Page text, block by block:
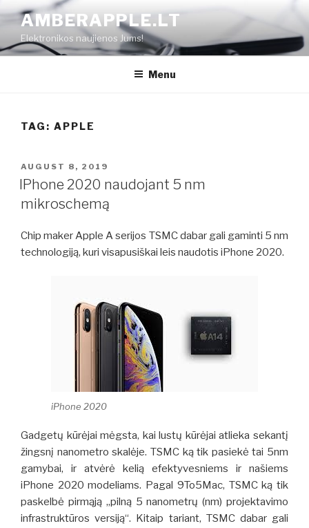
Skip
content
AMBERAPPLE.LT
Elektronikos naujienos Jums!
Menu
TAG: APPLE
POSTED
ON
AUGUST 8, 2019
IPhone 2020 naudojant 5 nm
mikroschemą
Chip maker Apple A serijos TSMC dabar gali gaminti 5 nm
technologiją, kuri visapusiškai leis naudotis iPhone 2020.
iPhone 2020
Gadgetų kūrėjai mėgsta, kai lustų kūrėjai atlieka sekantį
žingsnį nanometro skalėje. TSMC ką tik pasiekė tai 5nm
gamybai, ir atvėrė kelią efektyvesniems ir našiems
iPhone 2020 modeliams. Pagal 9To5Mac, TSMC ką tik
paskelbė pirmąją „pilną 5 nanometrų (nm) projektavimo
infrastruktūros versiją“. Kitaip tariant, TSMC dabar gali